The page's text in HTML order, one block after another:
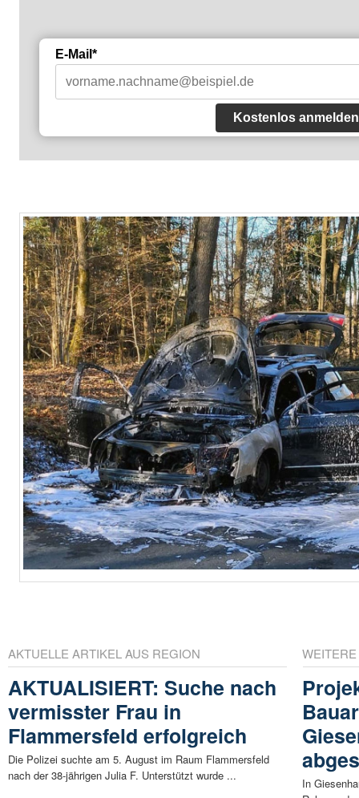
E-Mail*
Kostenlos anmelden
AKTUELLE ARTIKEL AUS REGION
AKTUALISIERT: Suche nach
vermisster Frau in
Flammersfeld erfolgreich
Die Polizei suchte am 5. August im Raum Flammersfeld
nach der 38-jährigen Julia F. Unterstützt wurde ...
In